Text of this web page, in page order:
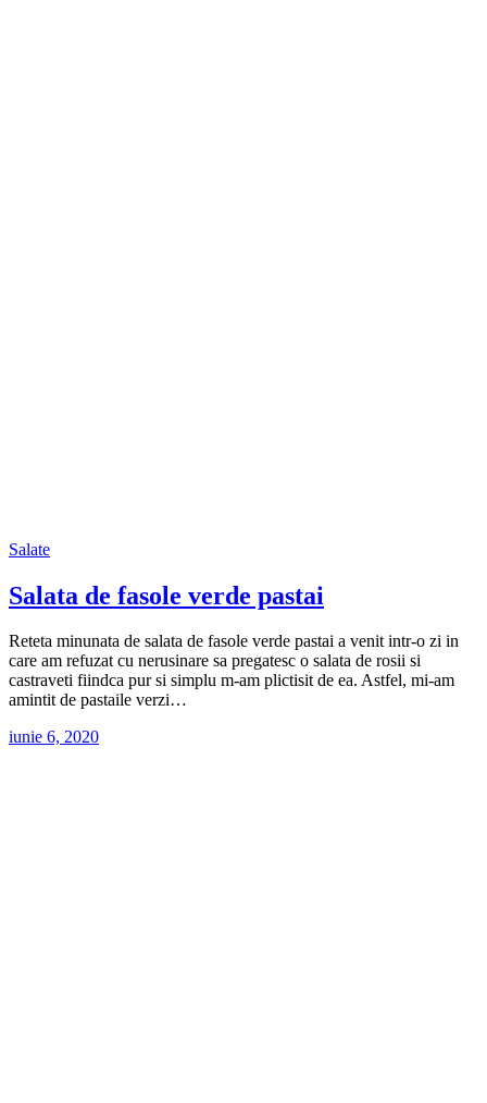
Salate
Salata de fasole verde pastai
Reteta minunata de salata de fasole verde pastai a venit intr-o zi in
care am refuzat cu nerusinare sa pregatesc o salata de rosii si
castraveti fiindca pur si simplu m-am plictisit de ea. Astfel, mi-am
amintit de pastaile verzi…
iunie 6, 2020